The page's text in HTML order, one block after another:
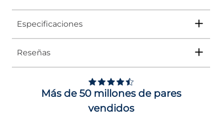
Especificaciones
Tipo
Género Mujer
DE 0 A 4 cms
Reseñas
Más de 50 millones de pares
vendidos